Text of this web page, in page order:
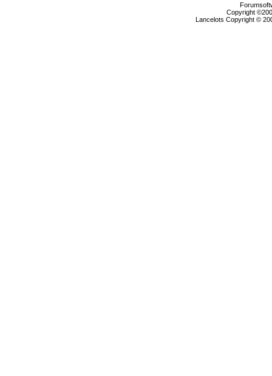
Copyright
Lancelots Copyright ©